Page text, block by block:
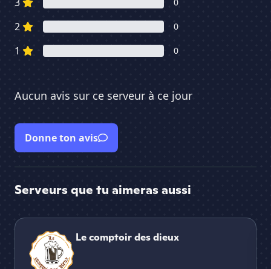
3 0
2 0
1 0
Aucun avis sur ce serveur à ce jour
Donne ton avis
Serveurs que tu aimeras aussi
Le comptoir des dieux
Le comptoir des dieux